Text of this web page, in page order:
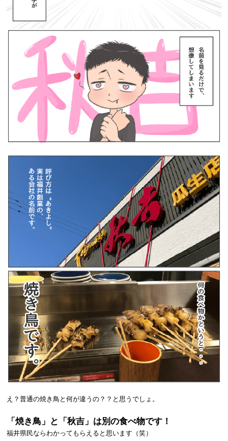
え？普通の焼き鳥と何が違うの？？と思うでしょ。
「焼き鳥」と「秋吉」は別の食べ物です！
福井県民ならわかってもらえると思います（笑）